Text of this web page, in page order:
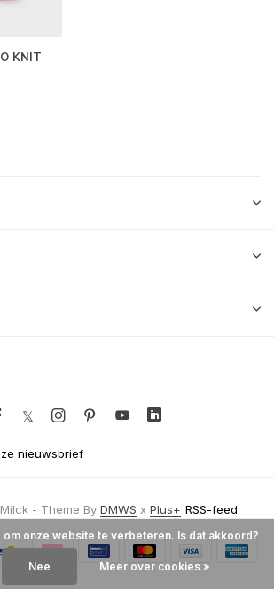
KNIT
nieuwsbrief
- Theme By DMWS x Plus+ RSS-feed
om onze website te verbeteren. Is dat akkoord?
Nee Meer over cookies »